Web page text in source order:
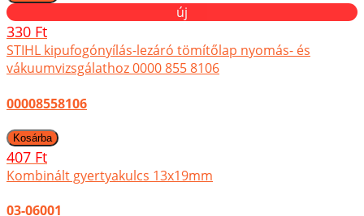
új
330 Ft
STIHL kipufogónyílás-lezáró tömítőlap nyomás- és
vákuumvizsgálathoz 0000 855 8106
00008558106
407 Ft
Kombinált gyertyakulcs 13x19mm
03-06001